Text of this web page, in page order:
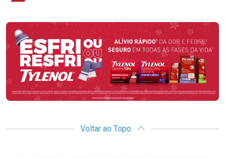
Promoção em Destaque
Voltar ao Topo